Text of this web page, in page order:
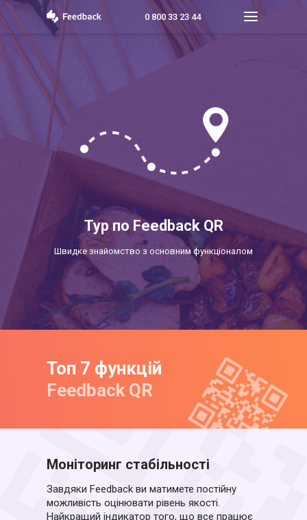
0 800 33 23 44
Тур по Feedback QR
Швидке знайомство з основним функціоналом
Топ 7 функцій
Feedback QR
Моніторинг стабільності
Завдяки Feedbaсk ви матимете постійну
можливість оцінювати рівень якості.
Найкращий індикатор того, що все працює